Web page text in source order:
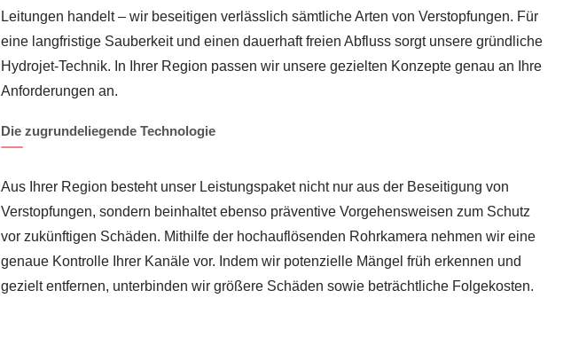
Leitungen handelt – wir beseitigen verlässlich sämtliche Arten von Verstopfungen. Für
eine langfristige Sauberkeit und einen dauerhaft freien Abfluss sorgt unsere gründliche
Hydrojet-Technik. In Ihrer Region passen wir unsere gezielten Konzepte genau an Ihre
Anforderungen an.
Die zugrundeliegende Technologie
Aus Ihrer Region besteht unser Leistungspaket nicht nur aus der Beseitigung von
Verstopfungen, sondern beinhaltet ebenso präventive Vorgehensweisen zum Schutz
vor zukünftigen Schäden. Mithilfe der hochauflösenden Rohrkamera nehmen wir eine
genaue Kontrolle Ihrer Kanäle vor. Indem wir potenzielle Mängel früh erkennen und
gezielt entfernen, unterbinden wir größere Schäden sowie beträchtliche Folgekosten.